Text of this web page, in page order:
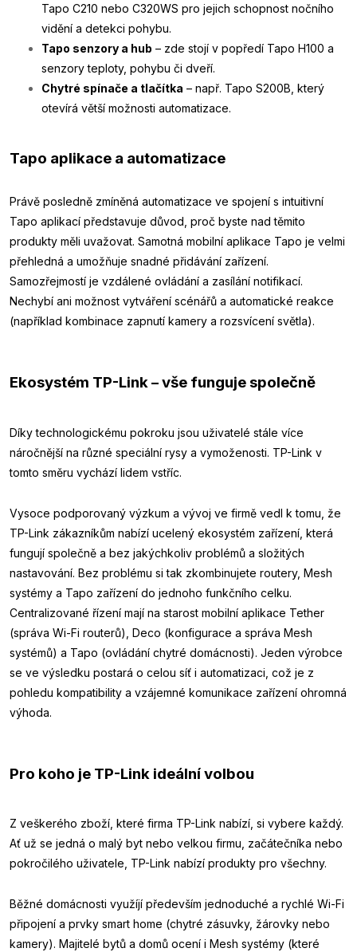
Tapo C210 nebo C320WS pro jejich schopnost nočního
vidění a detekci pohybu.
Tapo senzory a hub – zde stojí v popředí Tapo H100 a
senzory teploty, pohybu či dveří.
Chytré spínače a tlačítka – např. Tapo S200B, který
otevírá větší možnosti automatizace.
Tapo aplikace a automatizace
Právě posledně zmíněná automatizace ve spojení s intuitivní
Tapo aplikací představuje důvod, proč byste nad těmito
produkty měli uvažovat. Samotná mobilní aplikace Tapo je velmi
přehledná a umožňuje snadné přidávání zařízení.
Samozřejmostí je vzdálené ovládání a zasílání notifikací.
Nechybí ani možnost vytváření scénářů a automatické reakce
(například kombinace zapnutí kamery a rozsvícení světla).
Ekosystém TP-Link – vše funguje společně
Díky technologickému pokroku jsou uživatelé stále více
náročnější na různé speciální rysy a vymoženosti. TP-Link v
tomto směru vychází lidem vstříc.
Vysoce podporovaný výzkum a vývoj ve firmě vedl k tomu, že
TP-Link zákazníkům nabízí ucelený ekosystém zařízení, která
fungují společně a bez jakýchkoliv problémů a složitých
nastavování. Bez problému si tak zkombinujete routery, Mesh
systémy a Tapo zařízení do jednoho funkčního celku.
Centralizované řízení mají na starost mobilní aplikace Tether
(správa Wi-Fi routerů), Deco (konfigurace a správa Mesh
systémů) a Tapo (ovládání chytré domácnosti). Jeden výrobce
se ve výsledku postará o celou síť i automatizaci, což je z
pohledu kompatibility a vzájemné komunikace zařízení ohromná
výhoda.
Pro koho je TP-Link ideální volbou
Z veškerého zboží, které firma TP-Link nabízí, si vybere každý.
Ať už se jedná o malý byt nebo velkou firmu, začátečníka nebo
pokročilého uživatele, TP-Link nabízí produkty pro všechny.
Běžné domácnosti využíjí především jednoduché a rychlé Wi-Fi
připojení a prvky smart home (chytré zásuvky, žárovky nebo
kamery). Majitelé bytů a domů ocení i Mesh systémy (které